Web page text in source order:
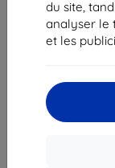
du site,
analyser le
et les